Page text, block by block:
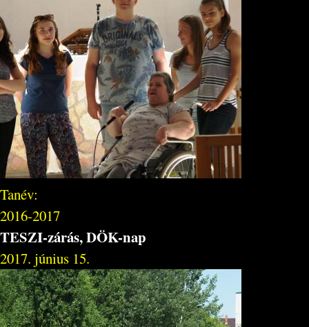
Tanév:
2016-2017
TESZI-zárás, DÖK-nap
2017. június 15.